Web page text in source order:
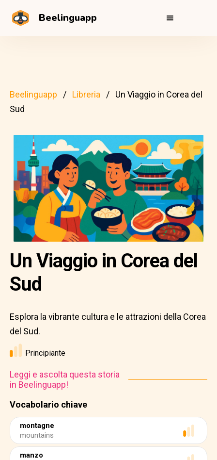
Beelinguapp
Beelinguapp Libreria
Un Viaggio in Corea del
Sud
Vocabolario chiave
montagne
mountains
manzo
Un Viaggio in Corea del
Sud
Esplora la vibrante cultura e le attrazioni della Corea
del Sud.
Principiante
Leggi e ascolta questa storia
in Beelinguapp!